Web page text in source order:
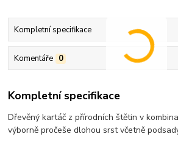
Kompletní specifikace
Komentáře 0
Kompletní specifikace
Dřevěný kartáč z přírodních štětin v
výborně pročeše dlohou srst včetně